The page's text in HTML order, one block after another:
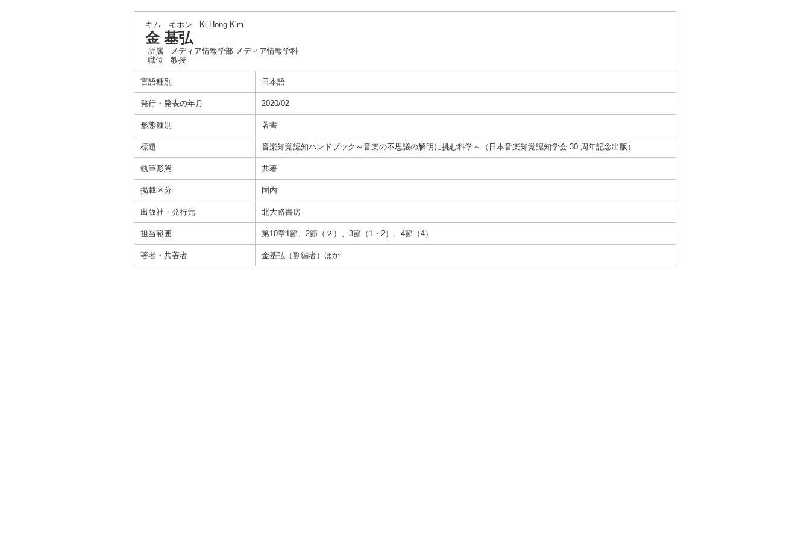
キム キホン Ki-Hong Kim
金 基弘
所属
メディア情報学部 メディア情報学科
職位
教授
言語種別 日本語
発行・発表の年月 2020/02
形態種別 著書
標題 音楽知覚認知ハンドブック～音楽の不思議の解明に挑む科学～（日本音楽知覚認知学会 30 周年記念出版）
執筆形態 共著
掲載区分 国内
出版社・発行元 北大路書房
担当範囲 第10章1節、2節（２）、3節（1・2）、4節（4）
著者・共著者 金基弘（副編者）ほか